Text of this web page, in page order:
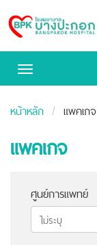
Bangpakok
Hospital
Toggle
หน้าหลัก แพคเกจ
แพคเกจ
ศูนย์การแพทย์